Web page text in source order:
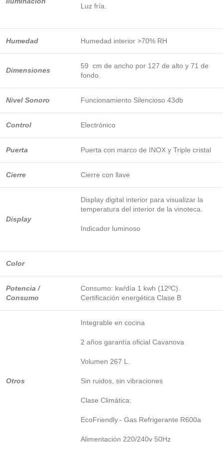
Luz fría.
Humedad Humedad interior >70% RH
Dimensiones
59 cm de ancho por 127 de alto y 71 de
fondo.
Nivel Sonoro Funcionamiento Silencioso 43db
Control Electrónico
Puerta Puerta con marco de INOX y Triple cristal
Cierre Cierre con llave
Display
Display digital interior para visualizar la
temperatura del interior de la vinoteca.
Indicador luminoso
Color
Potencia /
Consumo
Consumo: kw/día 1 kwh (12ºC).
Certificación energética Clase B
Otros
Integrable en cocina
2 años garantía oficial Cavanova
Volumen 267 L.
Sin ruidos, sin vibraciones
Clase Climática:
EcoFriendly.- Gas Refrigerante R600a
Alimentación 220/240v 50Hz